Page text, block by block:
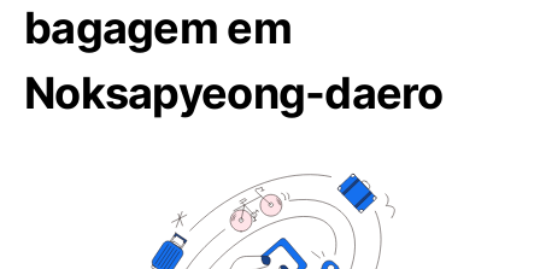
bagagem em
Noksapyeong-daero